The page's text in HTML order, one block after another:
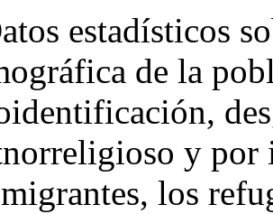
estadísticos
de la
y por
los